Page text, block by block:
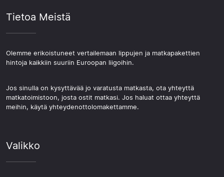
Tietoa Meistä
Olemme erikoistuneet vertailemaan lippujen ja matkapakettien
hintoja kaikkiin suuriin Euroopan liigoihin.
Jos sinulla on kysyttävää jo varatusta matkasta, ota yhteyttä
matkatoimistoon, josta ostit matkasi. Jos haluat ottaa yhteyttä
meihin, käytä yhteydenottolomakettamme.
Valikko